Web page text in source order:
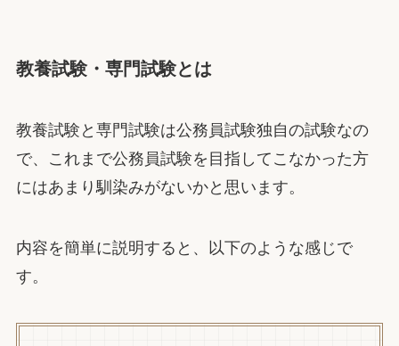
教養試験・専門試験とは
教養試験と専門試験は公務員試験独自の試験なの
で、これまで公務員試験を目指してこなかった方
にはあまり馴染みがないかと思います。
内容を簡単に説明すると、以下のような感じで
す。